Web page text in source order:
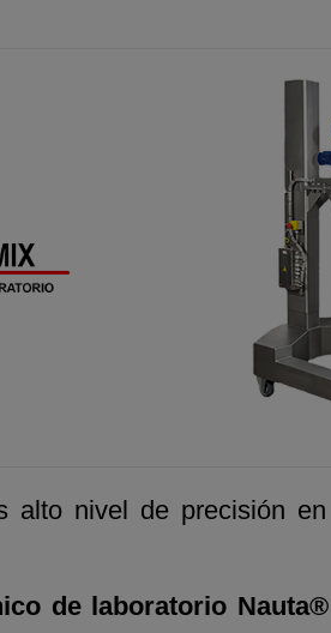
alto nivel de precisión
de laboratorio